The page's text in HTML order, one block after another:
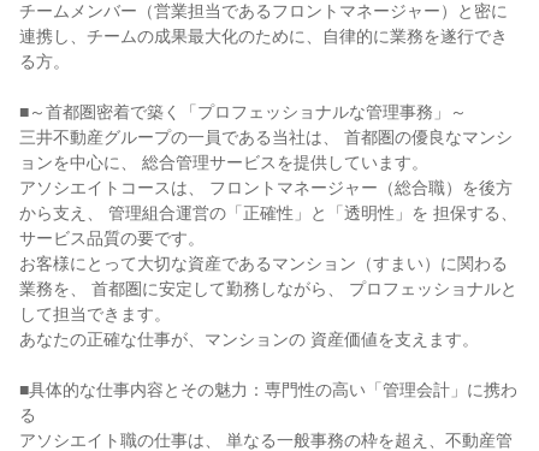
チームメンバー（営業担当であるフロントマネージャー）と密に
連携し、チームの成果最大化のために、自律的に業務を遂行でき
る方。
■～首都圏密着で築く「プロフェッショナルな管理事務」～
三井不動産グループの一員である当社は、 首都圏の優良なマンシ
ョンを中心に、 総合管理サービスを提供しています。
アソシエイトコースは、 フロントマネージャー（総合職）を後方
から支え、 管理組合運営の「正確性」と「透明性」を 担保する、
サービス品質の要です。
お客様にとって大切な資産であるマンション（すまい）に関わる
業務を、 首都圏に安定して勤務しながら、 プロフェッショナルと
して担当できます。
あなたの正確な仕事が、マンションの 資産価値を支えます。
■具体的な仕事内容とその魅力：専門性の高い「管理会計」に携わ
る
アソシエイト職の仕事は、 単なる一般事務の枠を超え、不動産管